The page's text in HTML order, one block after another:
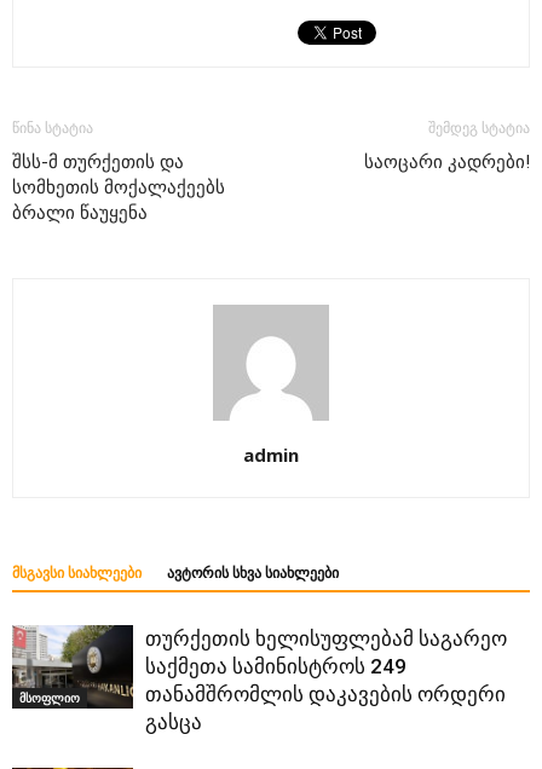
წინა სტატია
შსს-მ თურქეთის და
სომხეთის მოქალაქეებს
ბრალი წაუყენა
შემდეგ სტატია
საოცარი კადრები!
admin
ᲛᲡᲒᲐᲕᲡᲘ ᲡᲘᲐᲮᲚᲔᲔᲑᲘ ᲐᲕᲢᲝᲠᲘᲡ ᲡᲮᲕᲐ ᲡᲘᲐᲮᲚᲔᲔᲑᲘ
მსოფლიო
თურქეთის ხელისუფლებამ საგარეო
საქმეთა სამინისტროს 249
თანამშრომლის დაკავების ორდერი
გასცა